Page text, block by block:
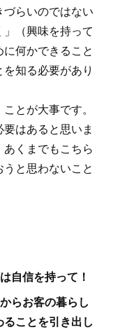
らいのではない
（興味を持って
何かできること
知る必要があり
とが大事です。
はあると思いま
くまでもこちら
と思わないこと
自信を持って！
らお客の暮らし
ことを引き出し